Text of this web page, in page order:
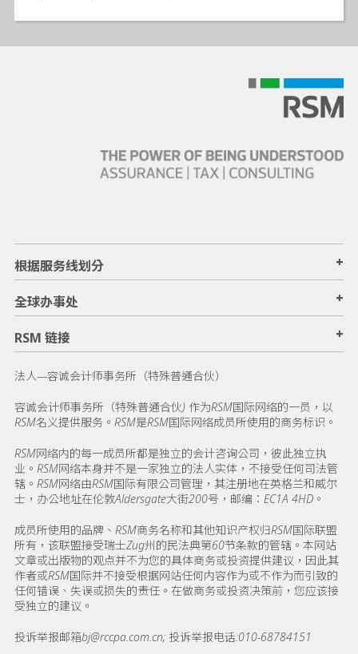
根据服务线划分 +
全球办事处 +
RSM 链接 +
法人—容诚会计师事务所（特殊普通合伙）
容诚会计师事务所（特殊普通合伙) 作为RSM国际网络的一员，以
RSM名义提供服务。RSM是RSM国际网络成员所使用的商务标识。
RSM网络内的每一成员所都是独立的会计咨询公司，彼此独立执
业。RSM网络本身并不是一家独立的法人实体，不接受任何司法管
辖。RSM网络由RSM国际有限公司管理，其注册地在英格兰和威尔
士，办公地址在伦敦Aldersgate大街200号，邮编：EC1A 4HD。
成员所使用的品牌、RSM商务名称和其他知识产权归RSM国际联盟
所有，该联盟接受瑞士Zug州的民法典第60节条款的管辖。本网站
文章或出版物的观点并不为您的具体商务或投资提供建议，因此其
作者或RSM国际并不接受根据网站任何内容作为或不作为而引致的
任何错误、失误或损失的责任。在做商务或投资决策前，您应该接
受独立的建议。
投诉举报邮箱bj@rccpa.com.cn; 投诉举报电话:010-68784151